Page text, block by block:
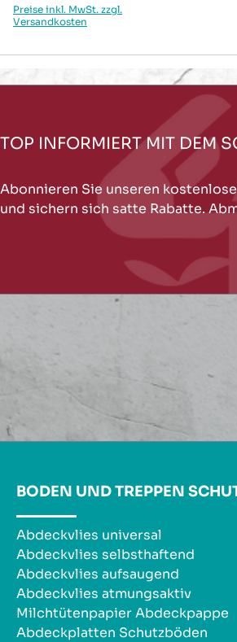
Preise inkl. MwSt. zzgl.
Versandkosten
TOP INFORMIERT MIT DEM
Abonnieren Sie unseren
und sichern sich satte Rabatte.
BODEN UND TREPPEN
Abdeckvlies universal
Abdeckvlies selbsthaftend
Abdeckvlies aufsaugend
Abdeckvlies atmungsaktiv
Milchtütenpapier Abdeckpappe
Abdeckplatten Schutzböden